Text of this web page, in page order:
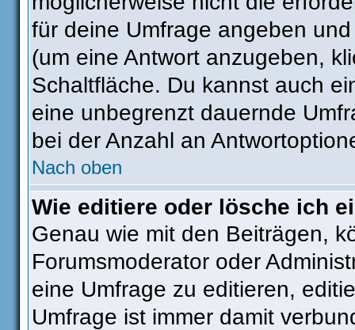
für deine Umfrage angeben
(um eine Antwort anzugeben,
Schaltfläche. Du kannst auch
eine unbegrenzt dauernde
bei der Anzahl an
Nach oben
Wie editiere oder lösche ich
Genau wie mit den Beiträgen,
Forumsmoderator oder
eine Umfrage zu editieren,
Umfrage ist immer damit